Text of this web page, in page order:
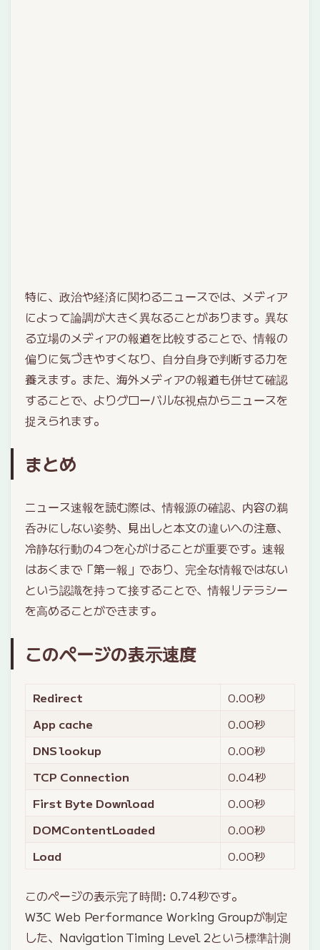
特に、政治や経済に関わるニュースでは、メディア
によって論調が大きく異なることがあります。異な
る立場のメディアの報道を比較することで、情報の
偏りに気づきやすくなり、自分自身で判断する力を
養えます。また、海外メディアの報道も併せて確認
することで、よりグローバルな視点からニュースを
捉えられます。
まとめ
ニュース速報を読む際は、情報源の確認、内容の鵜
呑みにしない姿勢、見出しと本文の違いへの注意、
冷静な行動の4つを心がけることが重要です。速報
はあくまで「第一報」であり、完全な情報ではない
という認識を持って接することで、情報リテラシー
を高めることができます。
このページの表示速度
Redirect 0.00秒
App cache
0.00秒
DNS lookup
0.00秒
TCP Connection
0.04秒
First Byte Download
0.00秒
DOMContentLoaded
0.00秒
Load
0.00秒
このページの表示完了時間: 0.74秒です。
W3C Web Performance Working Groupが制定
した、 Navigation Timing Level 2という標準計測